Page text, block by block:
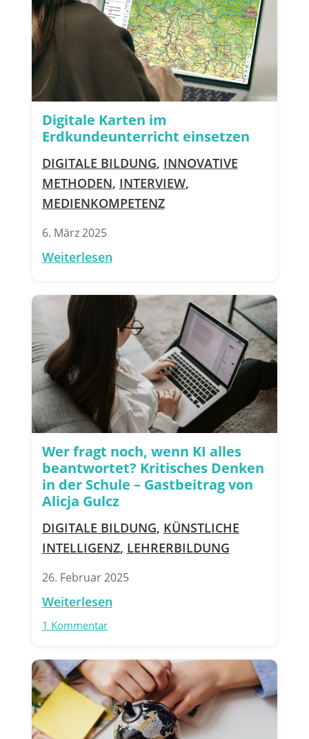
Digitale Karten im
Erdkundeunterricht einsetzen
DIGITALE BILDUNG, INNOVATIVE
METHODEN, INTERVIEW,
MEDIENKOMPETENZ
6. März 2025
Weiterlesen
Wer fragt noch, wenn KI alles
beantwortet? Kritisches Denken
in der Schule – Gastbeitrag von
Alicja Gulcz
DIGITALE BILDUNG, KÜNSTLICHE
INTELLIGENZ, LEHRERBILDUNG
26. Februar 2025
Weiterlesen
1 Kommentar